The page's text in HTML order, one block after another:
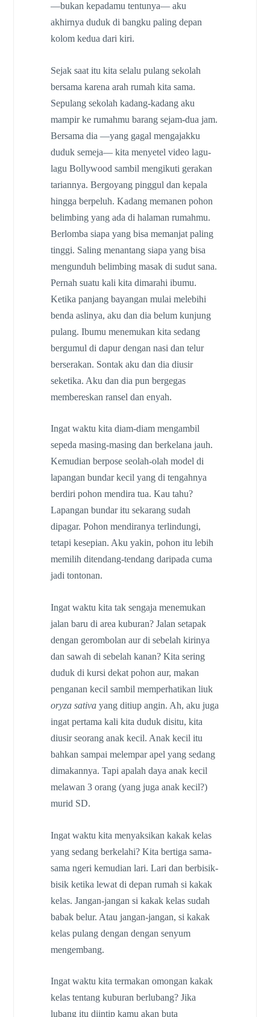
―bukan kepadamu tentunya― aku
akhirnya duduk di bangku paling depan
kolom kedua dari kiri.
Sejak saat itu kita selalu pulang sekolah
bersama karena arah rumah kita sama.
Sepulang sekolah kadang-kadang aku
mampir ke rumahmu barang sejam-dua jam.
Bersama dia ―yang gagal mengajakku
duduk semeja― kita menyetel video lagu-
lagu Bollywood sambil mengikuti gerakan
tariannya. Bergoyang pinggul dan kepala
hingga berpeluh. Kadang memanen pohon
belimbing yang ada di halaman rumahmu.
Berlomba siapa yang bisa memanjat paling
tinggi. Saling menantang siapa yang bisa
mengunduh belimbing masak di sudut sana.
Pernah suatu kali kita dimarahi ibumu.
Ketika panjang bayangan mulai melebihi
benda aslinya, aku dan dia belum kunjung
pulang. Ibumu menemukan kita sedang
bergumul di dapur dengan nasi dan telur
berserakan. Sontak aku dan dia diusir
seketika. Aku dan dia pun bergegas
membereskan ransel dan enyah.
Ingat waktu kita diam-diam mengambil
sepeda masing-masing dan berkelana jauh.
Kemudian berpose seolah-olah model di
lapangan bundar kecil yang di tengahnya
berdiri pohon mendira tua. Kau tahu?
Lapangan bundar itu sekarang sudah
dipagar. Pohon mendiranya terlindungi,
tetapi kesepian. Aku yakin, pohon itu lebih
memilih ditendang-tendang daripada cuma
jadi tontonan.
Ingat waktu kita tak sengaja menemukan
jalan baru di area kuburan? Jalan setapak
dengan gerombolan aur di sebelah kirinya
dan sawah di sebelah kanan? Kita sering
duduk di kursi dekat pohon aur, makan
penganan kecil sambil memperhatikan liuk
oryza sativayang ditiup angin. Ah, aku juga
ingat pertama kali kita duduk disitu, kita
diusir seorang anak kecil. Anak kecil itu
bahkan sampai melempar apel yang sedang
dimakannya. Tapi apalah daya anak kecil
melawan 3 orang (yang juga anak kecil?)
murid SD.
Ingat waktu kita menyaksikan kakak kelas
yang sedang berkelahi? Kita bertiga sama-
sama ngeri kemudian lari. Lari dan berbisik-
bisik ketika lewat di depan rumah si kakak
kelas. Jangan-jangan si kakak kelas sudah
babak belur. Atau jangan-jangan, si kakak
kelas pulang dengan dengan senyum
mengembang.
Ingat waktu kita termakan omongan kakak
kelas tentang kuburan berlubang? Jika
lubang itu diintip kamu akan buta